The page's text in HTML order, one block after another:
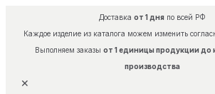
Доставка от 1 дняпо всей РФ
Каждое изделие из каталога можем изменить
Выполняем заказы от 1 единицы продукции до
производства
✕